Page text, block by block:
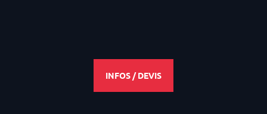
INFOS / DEVIS